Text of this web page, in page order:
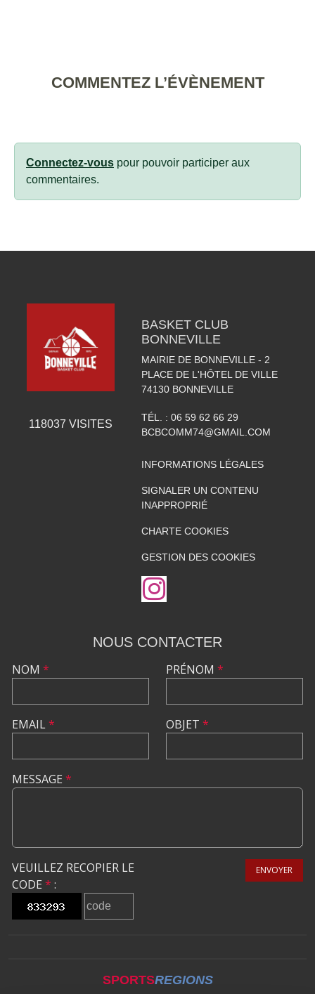
COMMENTEZ L’ÉVÈNEMENT
Connectez-vous pour pouvoir participer aux
commentaires.
118037 VISITES
BASKET CLUB
BONNEVILLE
MAIRIE DE BONNEVILLE - 2
PLACE DE L'HÔTEL DE VILLE
74130 BONNEVILLE
TÉL. : 06 59 62 66 29
BCBCOMM74@GMAIL.COM
INFORMATIONS LÉGALES
SIGNALER UN CONTENU
INAPPROPRIÉ
CHARTE COOKIES
GESTION DES COOKIES
NOUS CONTACTER
NOM *
EMAIL*
PRÉNOM *
OBJET *
MESSAGE *
VEUILLEZ RECOPIER LE
CODE * :
ENVOYER
SPORTSREGIONS